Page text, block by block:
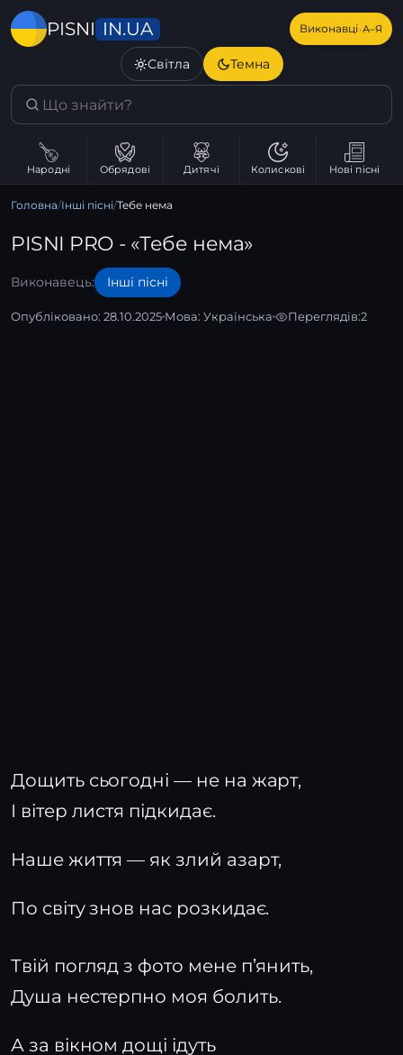
PISNI IN.UA Виконавці·А–Я
Світла Темна
Народні Обрядові Дитячі Колискові Нові пісні
Головна/Інші пісні/Тебе нема
PISNI PRO - «Тебе нема»
Виконавець: Інші пісні
Опубліковано: 28.10.2025 Мова: Українська Переглядів:2
Дощить сьогодні — не на жарт,
І вітер листя підкидає.
Наше життя — як злий азарт,
По світу знов нас розкидає.
Твій погляд з фото мене п’янить,
Душа нестерпно моя болить.
А за вікном дощі ідуть